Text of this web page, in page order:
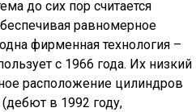
до сих пор считается
равномерное
фирменная технология –
с 1966 года. Их низкий
расположение цилиндров
(дебют в 1992 году,